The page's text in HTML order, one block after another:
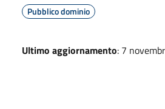
Pubblico dominio
Ultimo aggiornamento: 7